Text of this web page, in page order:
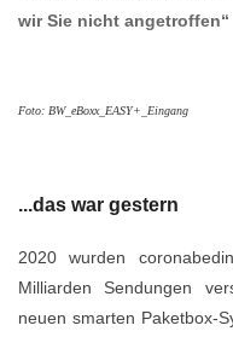
wir Sie nicht angetroffen“
Foto: BW_eBoxx_EASY+_Eingang
...das war gestern
2020 wurden
Milliarden Sendungen
neuen smarten Paketbox-